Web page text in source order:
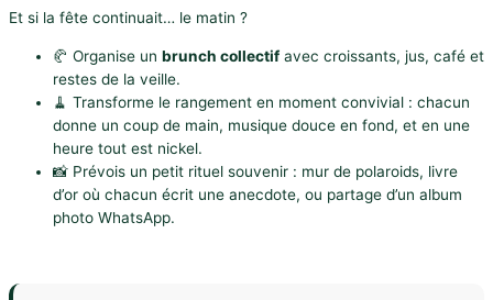
Et si la fête continuait… le matin ?
🥐 Organise un brunch collectif avec croissants, jus, café et
restes de la veille.
🧹 Transforme le rangement en moment convivial : chacun
donne un coup de main, musique douce en fond, et en une
heure tout est nickel.
📸 Prévois un petit rituel souvenir : mur de polaroids, livre
d’or où chacun écrit une anecdote, ou partage d’un album
photo WhatsApp.